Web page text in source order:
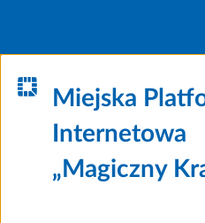
Miejska
Internetowa
„Magiczny